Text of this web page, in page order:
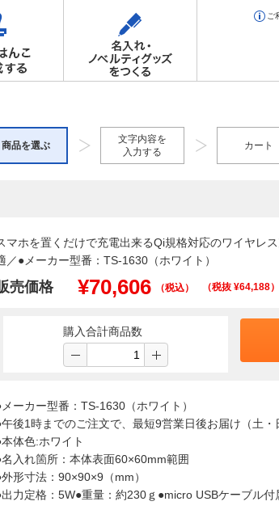
ご
商品を選ぶ
文字内容を
入力する
カート
マホを置くだけで充電出来るQi規格対応のワイヤレ
／●メーカー型番：TS-1630（ホワイト）
売価格 ¥70,606 （税込） （税抜 ¥64,188）
購入合計商品数
メーカー型番：TS-1630（ホワイト）
午後1時までのご注文で、最短9営業日後お届け（土・
本体色:ホワイト
名入れ箇所：本体表面60×60mm範囲
外形寸法：90×90×9（mm）
出力定格：5W●重量：約230ｇ●micro USBケーブル付